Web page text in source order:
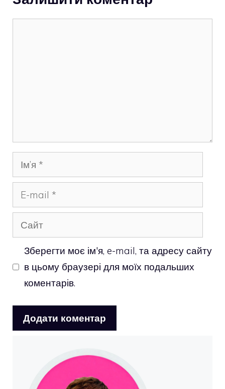
Ім’я
mail
Сайт
Зберегти моє ім'я, e-mail, та адресу сайту
в цьому браузері для моїх подальших
коментарів.